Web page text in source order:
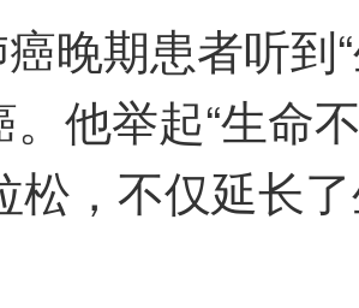
晚期患者听到
。他举起“生命
松，不仅延长